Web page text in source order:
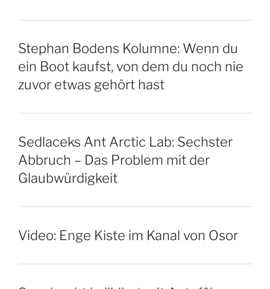
Stephan Bodens Kolumne: Wenn du
ein Boot kaufst, von dem du noch nie
zuvor etwas gehört hast
Sedlaceks Ant Arctic Lab: Sechster
Abbruch – Das Problem mit der
Glaubwürdigkeit
Video: Enge Kiste im Kanal von Osor